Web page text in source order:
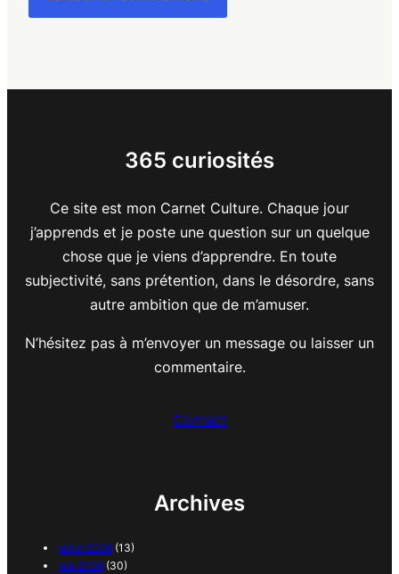
365 curiosités
Ce site est mon Carnet Culture. Chaque jour
j’apprends et je poste une question sur un quelque
chose que je viens d’apprendre. En toute
subjectivité, sans prétention, dans le désordre, sans
autre ambition que de m’amuser.
N’hésitez pas à m’envoyer un message ou laisser un
commentaire.
Contact
Archives
juillet 2026 (13)
juin 2026 (30)